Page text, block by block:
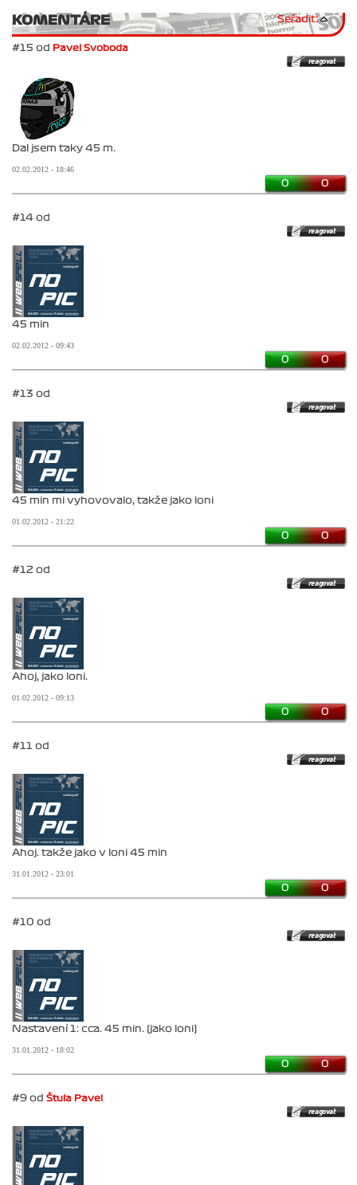
KOMENTÁRE Seřadit:
#15 od Pavel Svoboda
Dal jsem taky 45 m.
02.02.2012 - 18:46
0 0
#14 od
45 min
02.02.2012 - 09:43
0 0
#13 od
45 min mi vyhovovalo, takže jako loni
01.02.2012 - 21:22
0 0
#12 od
Ahoj, jako loni.
01.02.2012 - 09:13
0 0
#11 od
Ahoj. takže jako v loni 45 min
31.01.2012 - 23:01
0 0
#10 od
Nastavení 1: cca. 45 min. (jako loni)
31.01.2012 - 18:02
0 0
#9 od Štula Pavel